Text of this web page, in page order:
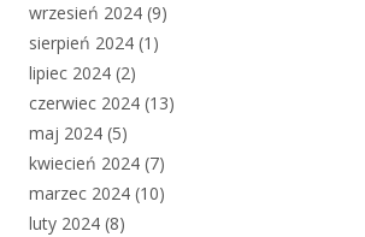
wrzesień 2024 (9)
sierpień 2024 (1)
lipiec 2024 (2)
czerwiec 2024 (13)
maj 2024 (5)
kwiecień 2024 (7)
marzec 2024 (10)
luty 2024 (8)